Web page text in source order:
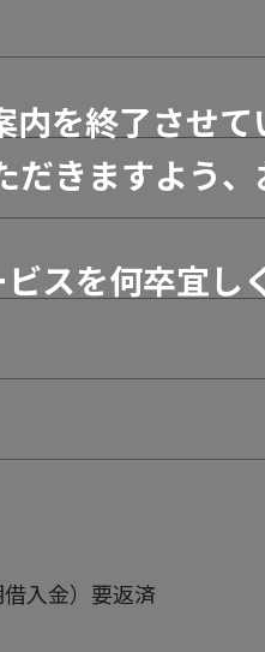
を終了させて
きますよう、
スを何卒宜し
入金）要返済